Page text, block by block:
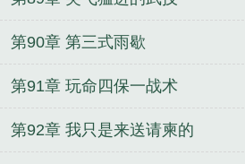
第90章 第三式雨歇
第91章 玩命四保一战术
第92章 我只是来送请柬的